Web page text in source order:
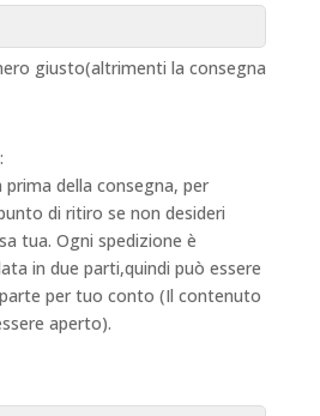
giusto(altrimenti la consegna
della consegna, per
di ritiro se non desideri
tua. Ogni spedizione è
in due parti,quindi può essere
per tuo conto (Il contenuto
aperto).